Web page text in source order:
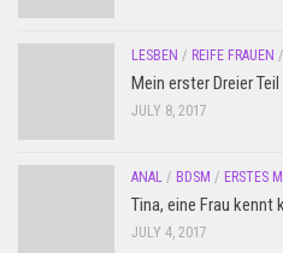
LESBEN / REIFE FRAUEN /
Mein erster Dreier Teil
JULY 8, 2017
ANAL / BDSM / ERSTES
Tina, eine Frau kennt
JULY 4, 2017